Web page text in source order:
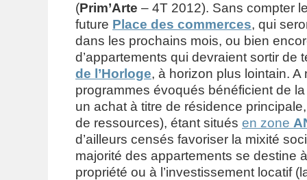
(Prim’Arte – 4T 2012). Sans compter
future Place des commerces, qui
dans les prochains mois, ou bien
d’appartements qui devraient sortir de
de l’Horloge, à horizon plus lointain. A
programmes évoqués bénéficient de
un achat à titre de résidence
de ressources), étant situés en zone
d’ailleurs censés favoriser la mixité
majorité des appartements se destine
propriété ou à l’investissement locatif